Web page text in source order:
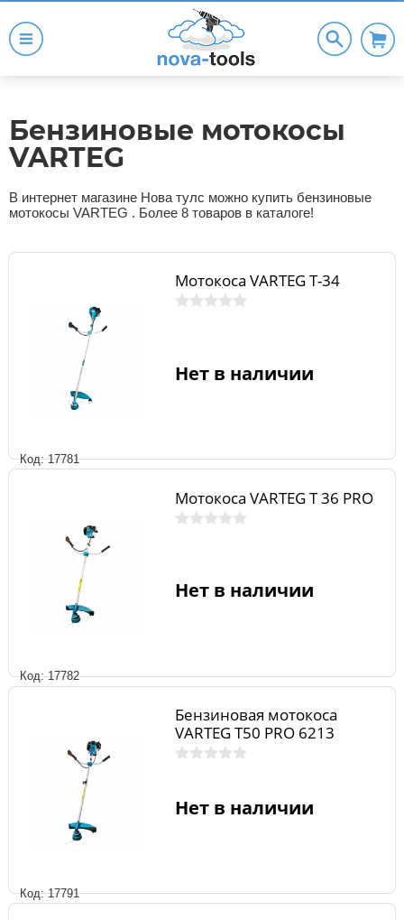
Бензиновые мотокосы
VARTEG
В интернет магазине Нова тулс можно купить бензиновые
мотокосы VARTEG . Более 8 товаров в каталоге!
Код: 17781
Мотокоса VARTEG T-34
Нет в наличии
Код: 17782
Мотокоса VARTEG T 36 PRO
Нет в наличии
Код: 17791
Бензиновая мотокоса
VARTEG T50 PRO 6213
Нет в наличии